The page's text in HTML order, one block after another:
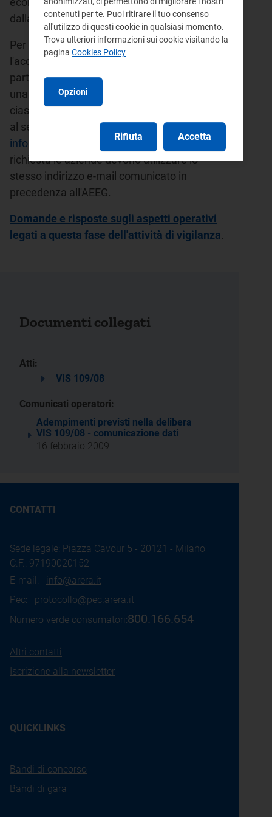
dalla data del16 febbraio 2009.
Per tutti gli operatori il sistema prevede
l'accesso attraverso l'inserimento della
partita IVA della società (USERNAME), e di
una PASSWORD che verrà comunicata a
ciascun operatore, previa apposita richiesta
al seguente indirizzo e-mail
info91@autorita.energia.it. Per l'invio della
richiesta le aziende devono utilizzare lo
stesso indirizzo e-mail comunicato in
precedenza all'AEEG.
Domande e risposte sugli aspetti operativi
legati a questa fase dell'attività di vigilanza.
Documenti collegati
Atti:
VIS 109/08
Comunicati operatori:
Adempimenti previsti nella delibera
VIS 109/08 - comunicazione dati
16 febbraio 2009
CONTATTI
Sede legale: Piazza Cavour 5 - 20121 - Milano
C.F.: 97190020152
E-mail: info@arera.it
Pec: protocollo@pec.arera.it
Numero verde consumatori:800.166.654
Altri contatti
Iscrizione alla newsletter
QUICKLINKS
Bandi di concorso
Bandi di gara
contenuti per te. Puoi ritirare il tuo consenso
all'utilizzo di questi cookie in qualsiasi momento.
Trova ulteriori informazioni sui cookie visitando la
pagina Cookies Policy
Opzioni
Rifiuta Accetta